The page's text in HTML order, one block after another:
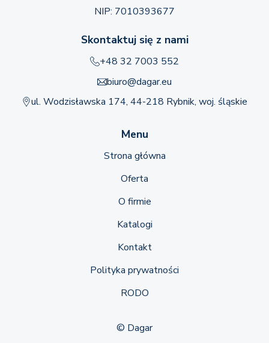
NIP: 7010393677
Skontaktuj się z nami
+48 32 7003 552
biuro@dagar.eu
ul. Wodzisławska 174, 44-218 Rybnik, woj. śląskie
Menu
Strona główna
Oferta
O firmie
Katalogi
Kontakt
Polityka prywatności
RODO
© Dagar